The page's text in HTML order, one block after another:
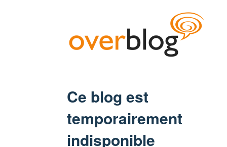
Ce blog est
temporairement
indisponible